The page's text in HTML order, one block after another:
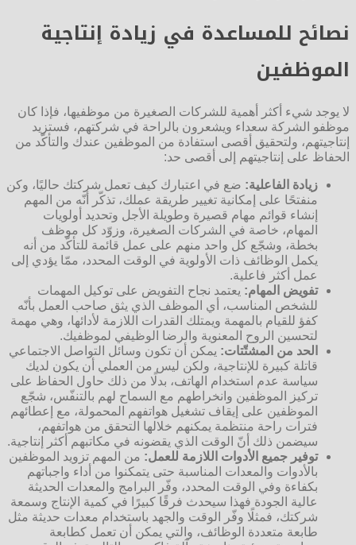
نصائح للمساعدة في زيادة إنتاجية
الموظفين
لا يوجد شيء أكثر أهمية للشركات الصغيرة من موظفيها، فإذا كان
موظفو الشركة سعداء ويشعرون بالراحة في شركتهم، فستزيد
إنتاجيتهم، ولتحقيق أقصى استفادة من الموظفين عندك والتأكّد من
الحفاظ على إنتاجيتهم إلى أقصى حد:
زيادة الفاعلية: ضع في اعتبارك كيف تعمل شركتك حاليًا، وكن
منفتحًا على إمكانية تغيير طريقة عملك، تذكّر أنّه من المهم
إنشاء قوائم مهام قصيرة وطويلة الأجل وتحديد أولويات
المهام، خاصة في الشركات الصغيرة، وزوّد كل موظف
بخطة، وشجّع كل واحد منهم على عمل قائمة للتأكّد من أنه
يكمل الوظائف ذات الأولوية في الوقت المحدد، ممّا يؤدي إلى
عمل أكثر فاعلية.
تفويض المهام: يعتمد نجاح التفويض على توكيل المهمات
للشخص المناسب، أي الموظف الذي يثق صاحب العمل بأنّه
كفؤ للقيام بالمهمة ويمتلك القدرات اللازمة لأدائها، وهي مهمة
لتحسين الروح المعنوية والرضا الوظيفي لموظفيك.
الحد من المشتّتات: يمكن أن تكون وسائل التواصل الاجتماعي
قاتلة كبيرة للإنتاجية، ولكن ليس من العملي أن يكون لديك
سياسة عدم استخدام الهاتف، بدلًا من ذلك حاول الحفاظ على
تركيز الموظفين وانخراطهم مع السماح لهم بالتنفّس، شجّع
الموظفين على إيقاف تشغيل هواتفهم المحمولة، مع إعطائهم
فترات راحة منتظمة يمكنهم خلالها التحقق من هواتفهم،
سيضمن ذلك أنّ الوقت الذي يقضونه في مكاتبهم أكثر إنتاجية.
توفير جميع الأدوات اللازمة للعمل: من المهم تزويد الموظفين
بالأدوات والمعدات المناسبة حتى يتمكنوا من أداء واجباتهم
بكفاءة وفي الوقت المحدد، وفّر البرامج والمعدات الحديثة
عالية الجودة فهذا سيحدث فرقًا كبيرًا في كمية الإنتاج وسمعة
شركتك، فمثلًا وفّر الوقت والجهد باستخدام معدات حديثة مثل
طابعة متعددة الوظائف، والتي يمكن أن تعمل كطابعة